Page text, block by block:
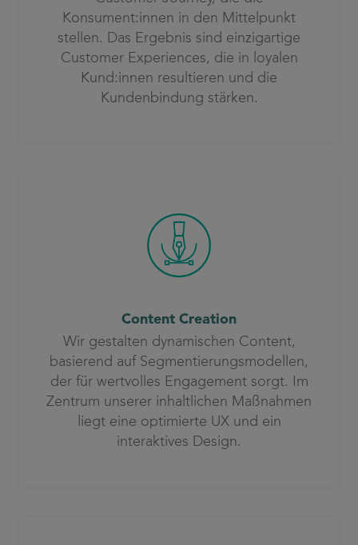
Konsument:innen in den Mittelpunkt
stellen. Das Ergebnis sind einzigartige
Customer Experiences, die in loyalen
Kund:innen resultieren und die
Kundenbindung stärken.
Content Creation
Wir gestalten dynamischen Content,
basierend auf Segmentierungsmodellen,
der für wertvolles Engagement sorgt. Im
Zentrum unserer inhaltlichen Maßnahmen
liegt eine optimierte UX und ein
interaktives Design.